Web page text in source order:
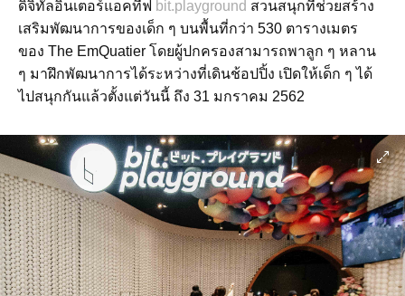
ดิจิทัลอินเตอร์แอคทีฟ bit.playground สวนสนุกที่ช่วยสร้าง
เสริมพัฒนาการของเด็ก ๆ บนพื้นที่กว่า 530 ตารางเมตร
ของ The EmQuatier โดยผู้ปกครองสามารถพาลูก ๆ หลาน
ๆ มาฝึกพัฒนาการได้ระหว่างที่เดินช้อปปิ้ง เปิดให้เด็ก ๆ ได้
ไปสนุกกันแล้วตั้งแต่วันนี้ ถึง 31 มกราคม 2562